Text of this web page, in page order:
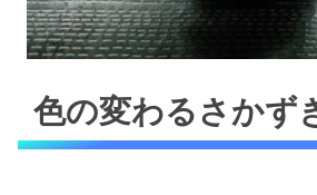
色の変わるさかず